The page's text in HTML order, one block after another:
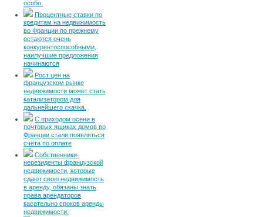
особо.
Процентные ставки по
кредитам на недвижимость
во Франции по прежнему
остаются очень
конкурентоспособными,
наилучшие предложения
начинаются
Рост цен на
французском рынке
недвижимости может стать
катализатором для
дальнейшего скачка.
С приходом осени в
почтовых ящиках домов во
Франции стали появляться
счета по оплате
Собственники-
нерезиденты французской
недвижимости, которые
сдают свою недвижимость
в аренду, обязаны знать
права арендаторов
касательно сроков аренды
недвижимости.